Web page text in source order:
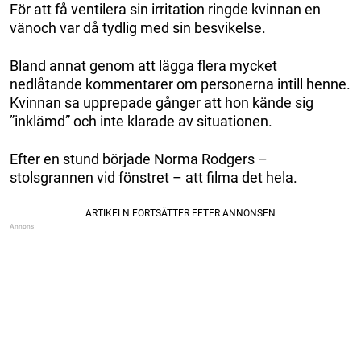
För att få ventilera sin irritation ringde kvinnan en
vänoch var då tydlig med sin besvikelse.
Bland annat genom att lägga flera mycket
nedlåtande kommentarer om personerna intill henne.
Kvinnan sa upprepade gånger att hon kände sig
”inklämd” och inte klarade av situationen.
Efter en stund började Norma Rodgers –
stolsgrannen vid fönstret – att filma det hela.